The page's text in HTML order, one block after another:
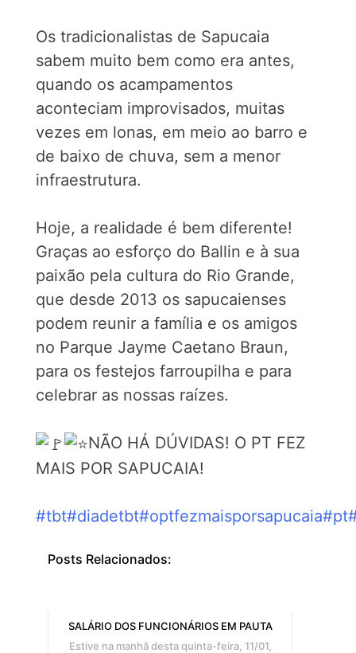
Os tradicionalistas de Sapucaia
sabem muito bem como era antes,
quando os acampamentos
aconteciam improvisados, muitas
vezes em lonas, em meio ao barro e
de baixo de chuva, sem a menor
infraestrutura.
Hoje, a realidade é bem diferente!
Graças ao esforço do Ballin e à sua
paixão pela cultura do Rio Grande,
que desde 2013 os sapucaienses
podem reunir a família e os amigos
no Parque Jayme Caetano Braun,
para os festejos farroupilha e para
celebrar as nossas raízes.
NÃO HÁ DÚVIDAS! O PT FEZ
MAIS POR SAPUCAIA!
#tbt#diadetbt#optfezmaisporsapucaia#pt
Posts Relacionados:
SALÁRIO DOS FUNCIONÁRIOS EM PAUTA
Estive na manhã desta quinta-feira, 11/01,